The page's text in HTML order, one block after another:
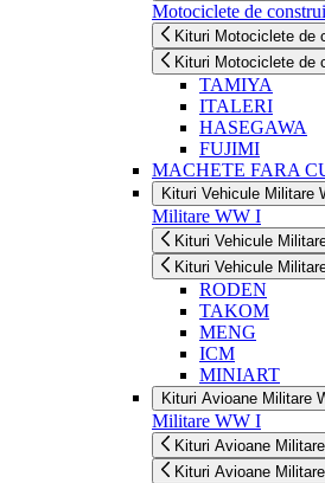
Motociclete de
Kituri Motociclete de
Kituri Motociclete de
TAMIYA
ITALERI
HASEGAWA
FUJIMI
MACHETE FARA
Kituri Vehicule Militare
Militare WW I
Kituri Vehicule Militare
Kituri Vehicule Militare
RODEN
TAKOM
MENG
ICM
MINIART
Kituri Avioane Militare
Militare WW I
Kituri Avioane Militare
Kituri Avioane Militare